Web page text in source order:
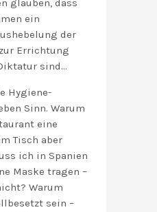
glauben, dass
ein
der
Errichtung
sind…
Hygiene-
Sinn. Warum
eine
Tisch aber
ich in Spanien
Maske tragen –
Warum
sein –